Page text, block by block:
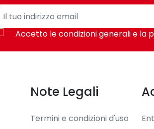
Accetto le condizioni generali e la
Note Legali
Termini e condizioni d'uso